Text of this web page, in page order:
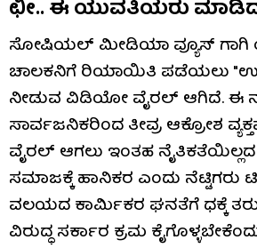
ಛೀ.. ಈ ಯುವತಿಯರು
ಸೋಷಿಯಲ್ ಮೀಡಿಯಾ ವ್ಯೂಸ್ ಗಾಗಿ
ಚಾಲಕನಿಗೆ ರಿಯಾಯಿತಿ ಪಡೆಯಲು
ನೀಡುವ ವಿಡಿಯೋ ವೈರಲ್ ಆಗಿದೆ. ಈ
ಸಾರ್ವಜನಿಕರಿಂದ ತೀವ್ರ ಆಕ್ರೋಶ
ವೈರಲ್ ಆಗಲು ಇಂತಹ
ಸಮಾಜಕ್ಕೆ ಹಾನಿಕರ ಎಂದು ನೆಟ್ಟಿಗರು
ವಲಯದ ಕಾರ್ಮಿಕರ ಘನತೆಗೆ ಧಕ್ಕೆ
ವಿರುದ್ಧ ಸರ್ಕಾರ ಕ್ರಮ